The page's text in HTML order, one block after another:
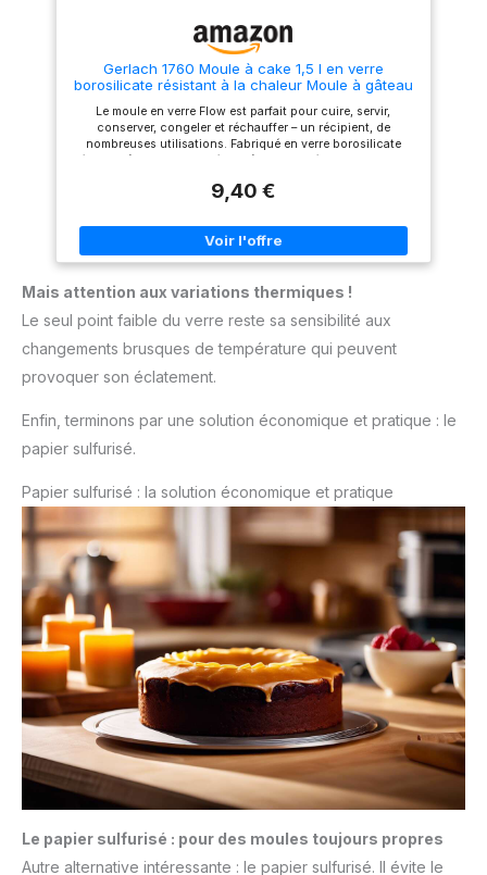
Gerlach 1760 Moule à cake 1,5 l en verre
borosilicate résistant à la chaleur Moule à gâteau
Pour four congélateur Flow
Le moule en verre Flow est parfait pour cuire, servir,
conserver, congeler et réchauffer – un récipient, de
nombreuses utilisations. Fabriqué en verre borosilicate
résistant à la chaleur - Résiste à des températures allant de
surface non poreuse n'absorbe pas les arômes ni les odeurs
transfert de goût. Le moule passe au lave-vaisselle, au
micro-ondes, au réfrigérateur et au congélateur pour un
maximum de confort au quotidien. Capacité : 1500 ml.
borosilicate. Son look intemporel permet de servir
9,40 €
Mais attention aux variations thermiques !
Le seul point faible du verre reste sa sensibilité aux
changements brusques de température qui peuvent
provoquer son éclatement.
Enfin, terminons par une solution économique et pratique : le
papier sulfurisé.
Papier sulfurisé : la solution économique et pratique
Le papier sulfurisé : pour des moules toujours propres
Autre alternative intéressante : le papier sulfurisé. Il évite le